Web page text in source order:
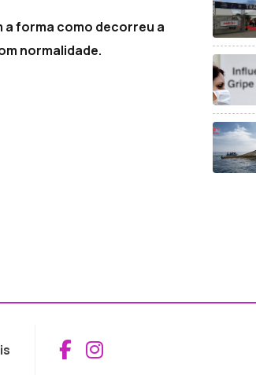
a forma como decorreu a
normalidade.
Aceder ao
Aceder ao